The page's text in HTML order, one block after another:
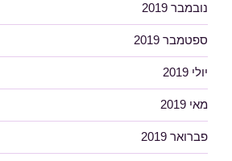
נובמבר 2019
ספטמבר 2019
יולי 2019
מאי 2019
פברואר 2019